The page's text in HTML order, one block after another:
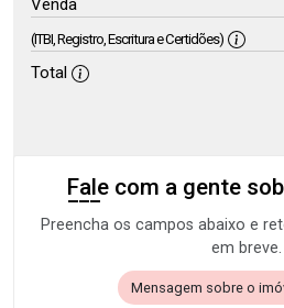
Venda
(ITBI, Registro, Escritura e Certidões)
Total
Fale com a gente
Preencha os campos abaixo e
em breve.
Mensagem sobre o